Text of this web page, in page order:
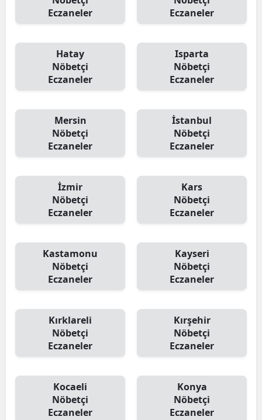
Eczaneler
Eczaneler
Hatay
Nöbetçi
Eczaneler
Isparta
Nöbetçi
Eczaneler
Mersin
Nöbetçi
Eczaneler
İstanbul
Nöbetçi
Eczaneler
İzmir
Nöbetçi
Eczaneler
Kars
Nöbetçi
Eczaneler
Kastamonu
Nöbetçi
Eczaneler
Kayseri
Nöbetçi
Eczaneler
Kırklareli
Nöbetçi
Eczaneler
Kırşehir
Nöbetçi
Eczaneler
Kocaeli
Nöbetçi
Eczaneler
Konya
Nöbetçi
Eczaneler